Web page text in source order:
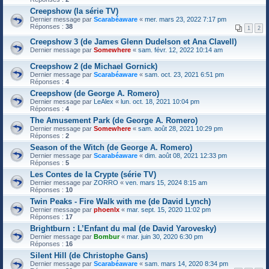
Creepshow (la série TV)
Dernier message par Scarabéaware « mer. mars 23, 2022 7:17 pm
Réponses : 38 1 2
Creepshow 3 (de James Glenn Dudelson et Ana Clavell)
Dernier message par Somewhere « sam. févr. 12, 2022 10:14 am
Creepshow 2 (de Michael Gornick)
Dernier message par Scarabéaware « sam. oct. 23, 2021 6:51 pm
Réponses : 4
Creepshow (de George A. Romero)
Dernier message par LeAlex « lun. oct. 18, 2021 10:04 pm
Réponses : 4
The Amusement Park (de George A. Romero)
Dernier message par Somewhere « sam. août 28, 2021 10:29 pm
Réponses : 2
Season of the Witch (de George A. Romero)
Dernier message par Scarabéaware « dim. août 08, 2021 12:33 pm
Réponses : 5
Les Contes de la Crypte (série TV)
Dernier message par ZORRO « ven. mars 15, 2024 8:15 am
Réponses : 10
Twin Peaks - Fire Walk with me (de David Lynch)
Dernier message par phoenlx « mar. sept. 15, 2020 11:02 pm
Réponses : 17
Brightburn : L’Enfant du mal (de David Yarovesky)
Dernier message par Bombur« mar. juin 30, 2020 6:30 pm
Réponses : 16
Silent Hill (de Christophe Gans)
Dernier message par Scarabéaware « sam. mars 14, 2020 8:34 pm